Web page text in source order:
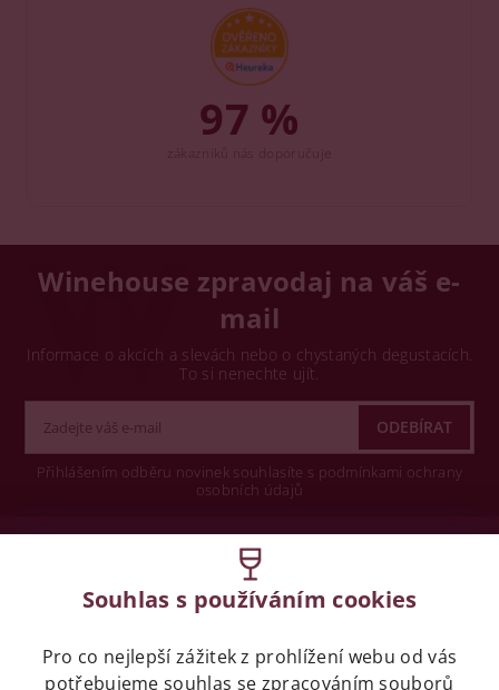
97 %
Winehouse zpravodaj na váš e-
mail
Informace o akcích a slevách nebo o chystaných degustacích.
To si nenechte ujít.
Přihlášením odběru novinek souhlasíte s podmínkami ochrany
osobních údajů
Legislativa
Zákaz prodeje alkoholických nápojů osobám
mladších 18 let.
Souhlas s používáním cookies
Pro co nejlepší zážitek z prohlížení webu od vás
potřebujeme souhlas se zpracováním souborů